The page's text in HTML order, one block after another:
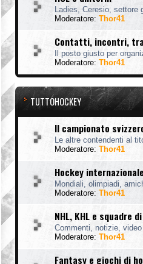
Ladies, Ceresio, settore
Moderatore: Thor41
Contatti, incontri,
Il posto giusto per
Moderatore: Thor41
TUTTOHOCKEY
Il campionato
Le altre contendenti al
Moderatore: Thor41
Hockey internazionale
Mondiali, olimpiadi,
Moderatore: Thor41
NHL, KHL e squadre
Commenti, notizie,
Moderatore: Thor41
Fantasy e giochi di